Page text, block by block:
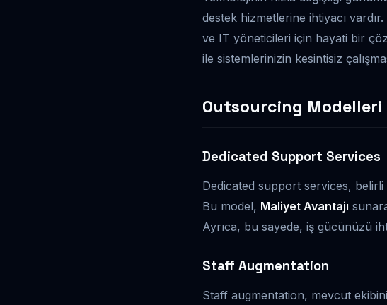
destek hizmetlerine ihtiyacı
ve IT yöneticileri için hayati bir
ile sistemlerinizin kesintisiz
Outsourcing Modelleri
Dedicated Support Services
Dedicated support services, belirli
Bu model, Maliyet Avantajı
Ayrıca, bu sayede, iş gücünüzü
Staff Augmentation
Staff augmentation, mevcut